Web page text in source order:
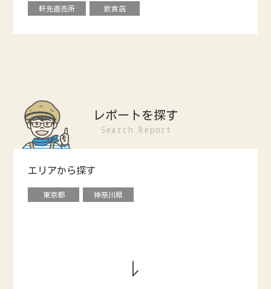
軒先直売所 飲食店
レポートを探す
Search Report
エリアから探す
東京都 神奈川県